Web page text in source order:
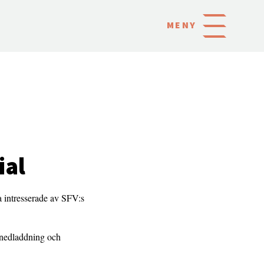
MENY
av SFV:s
och